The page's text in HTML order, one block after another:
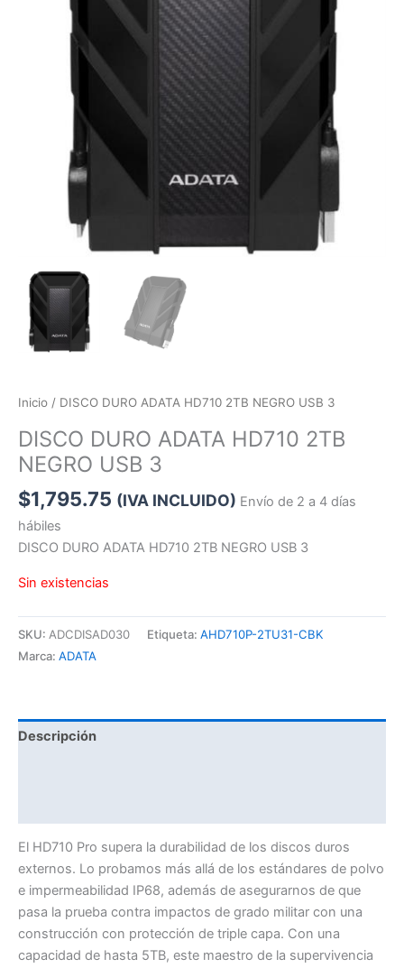
Inicio / DISCO DURO ADATA HD710 2TB NEGRO USB 3
DISCO DURO ADATA HD710 2TB
NEGRO USB 3
$1,795.75 (IVA INCLUIDO) Envío de 2 a 4 días
hábiles
DISCO DURO ADATA HD710 2TB NEGRO USB 3
Sin existencias
SKU: ADCDISAD030 Etiqueta: AHD710P-2TU31-CBK
Marca: ADATA
Descripción
El HD710 Pro supera la durabilidad de los discos duros
externos. Lo probamos más allá de los estándares de polvo
e impermeabilidad IP68, además de asegurarnos de que
pasa la prueba contra impactos de grado militar con una
construcción con protección de triple capa. Con una
capacidad de hasta 5TB, este maestro de la supervivencia